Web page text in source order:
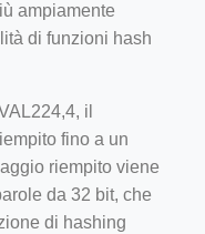
ampiamente
di funzioni hash
il
fino a un
riempito viene
da 32 bit, che
di hashing